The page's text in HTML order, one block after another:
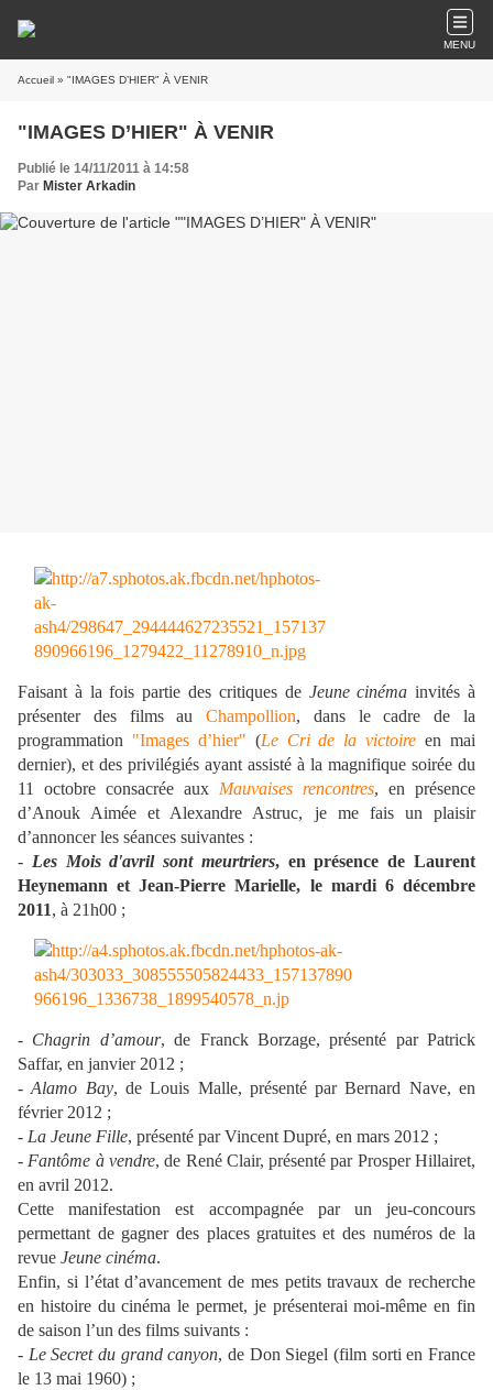
MENU
Accueil » "IMAGES D’HIER" À VENIR
"IMAGES D’HIER" À VENIR
Publié le 14/11/2011 à 14:58
Par Mister Arkadin
Faisant à la fois partie des critiques de Jeune cinéma invités à
présenter des films auChampollion, dans le cadre de la
programmation "Images d’hier" (Le Cri de la victoire en mai
dernier), et des privilégiés ayant assisté à la magnifique soirée du
11 octobre consacrée aux Mauvaises rencontres, en présence
d’Anouk Aimée et Alexandre Astruc, je me fais un plaisir
d’annoncer les séances suivantes :
- Les Mois d'avril sont meurtriers, en présence de Laurent
Heynemann et Jean-Pierre Marielle, le mardi 6 décembre
2011, à 21h00 ;
- Chagrin d’amour, de Franck Borzage, présenté par Patrick
Saffar, en janvier 2012 ;
-Alamo Bay, de Louis Malle, présenté par Bernard Nave, en
février 2012 ;
- La Jeune Fille, présenté par Vincent Dupré, en mars 2012 ;
- Fantôme à vendre, de René Clair, présenté par Prosper Hillairet,
en avril 2012.
Cette manifestation est accompagnée par un jeu-concours
permettant de gagner des places gratuites et des numéros de la
revue Jeune cinéma.
Enfin, si l’état d’avancement de mes petits travaux de recherche
en histoire du cinéma le permet, je présenterai moi-même en fin
de saison l’un des films suivants :
- Le Secret du grand canyon, de Don Siegel (film sorti en France
le 13 mai 1960) ;